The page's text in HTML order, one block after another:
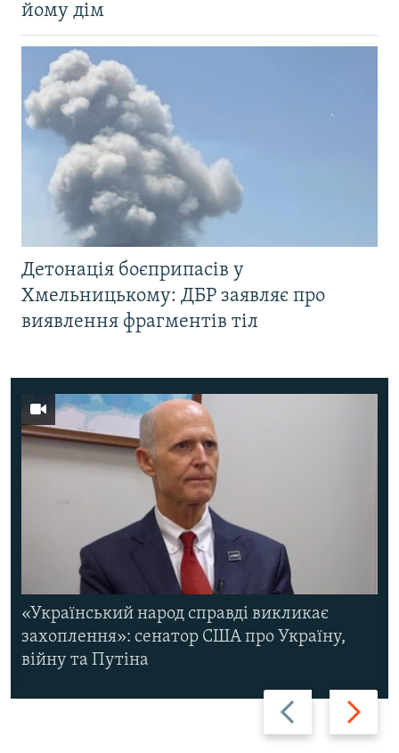
йому дім
Детонація боєприпасів у
Хмельницькому: ДБР заявляє про
виявлення фрагментів тіл
Назад Вперед
«Український народ справді викликає
захоплення»: сенатор США про Україну,
війну та Путіна